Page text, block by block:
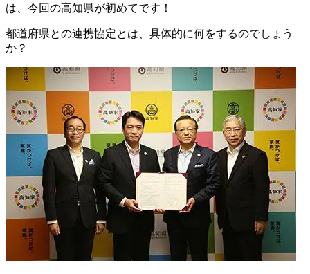
は、今回の高知県が初めてです！
都道府県との連携協定とは、具体的に何をするのでしょう
か？